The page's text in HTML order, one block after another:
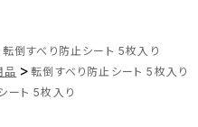
転倒すべり防止シート 5枚入り
品 > 転倒すべり防止シート 5枚入り
ート 5枚入り